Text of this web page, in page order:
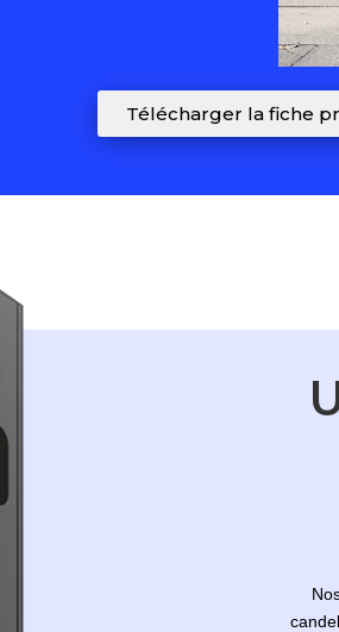
Télécharger la fiche